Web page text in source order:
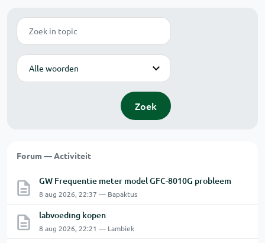
Zoek
Modus
Zoek
Forum — Activiteit
GW Frequentie meter model GFC-8010G probleem
8 aug 2026, 22:37 — Bapaktus
labvoeding kopen
8 aug 2026, 22:21 — Lambiek